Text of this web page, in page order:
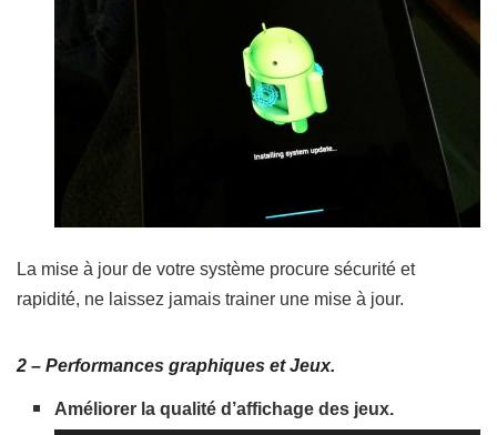
La mise à jour de votre système procure sécurité et
rapidité, ne laissez jamais trainer une mise à jour.
2 – Performances graphiques et Jeux.
Améliorer la qualité d’affichage des jeux.